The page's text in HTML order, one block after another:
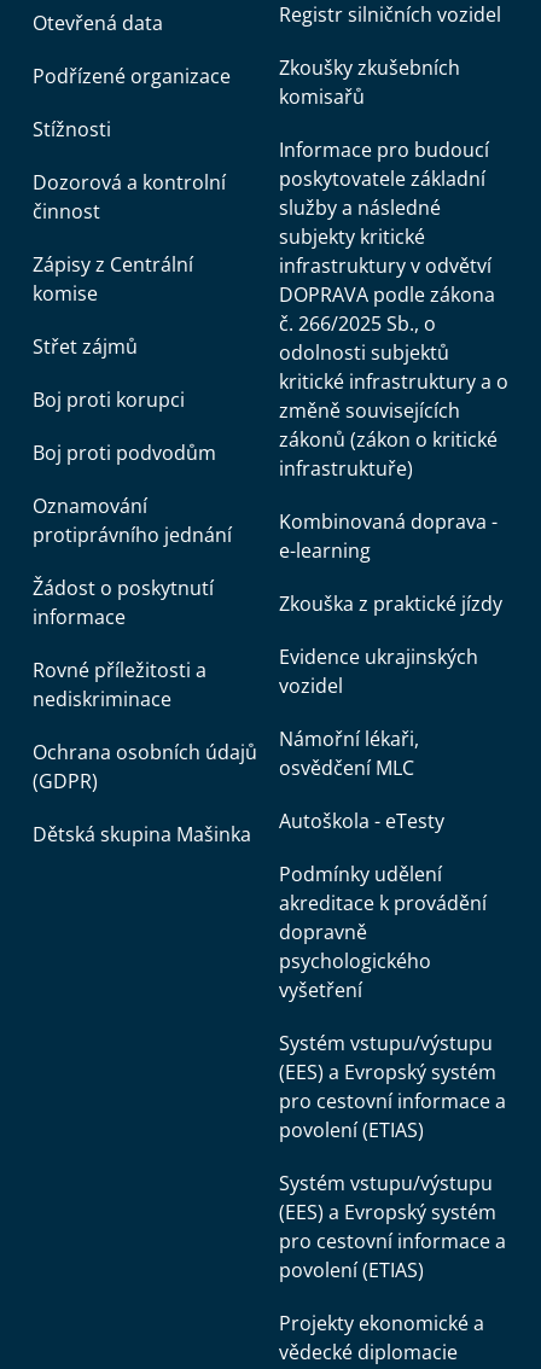
Otevřená data
Podřízené organizace
Stížnosti
Dozorová a kontrolní
činnost
Zápisy z Centrální
komise
Střet zájmů
Boj proti korupci
Boj proti podvodům
Oznamování
protiprávního jednání
Žádost o poskytnutí
informace
Rovné příležitosti a
nediskriminace
Ochrana osobních údajů
(GDPR)
Dětská skupina Mašinka
Registr silničních vozidel
Zkoušky zkušebních
komisařů
Informace pro budoucí
poskytovatele základní
služby a následné
subjekty kritické
infrastruktury v odvětví
DOPRAVA podle zákona
č. 266/2025 Sb., o
odolnosti subjektů
kritické infrastruktury a o
změně souvisejících
zákonů (zákon o kritické
infrastruktuře)
Kombinovaná doprava -
e-learning
Zkouška z praktické jízdy
Evidence ukrajinských
vozidel
Námořní lékaři,
osvědčení MLC
Autoškola - eTesty
Podmínky udělení
akreditace k provádění
dopravně
psychologického
vyšetření
Systém vstupu/výstupu
(EES) a Evropský systém
pro cestovní informace a
povolení (ETIAS)
Systém vstupu/výstupu
(EES) a Evropský systém
pro cestovní informace a
povolení (ETIAS)
Projekty ekonomické a
vědecké diplomacie